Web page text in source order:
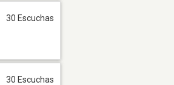
30 Escuchas
30 Escuchas